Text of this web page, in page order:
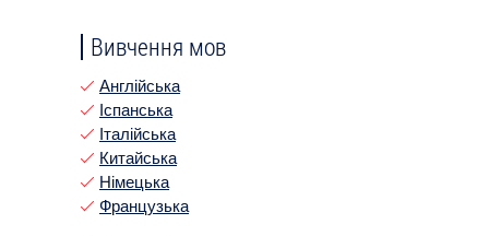
Вивчення мов
Англійська
Іспанська
Італійська
Китайська
Німецька
Французька